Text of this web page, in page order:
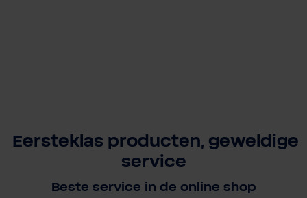
Eersteklas producten, geweldige
service
Beste service in de online shop